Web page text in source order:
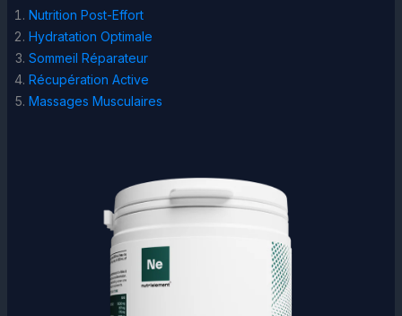
Nutrition Post-Effort
Hydratation Optimale
Sommeil Réparateur
Récupération Active
Massages Musculaires